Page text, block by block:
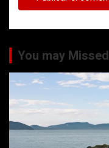
You may Missed